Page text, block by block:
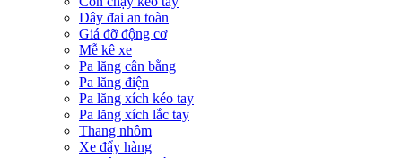
Dây đai an toàn
Giá đỡ động cơ
Mễ kê xe
Pa lăng cân bằng
Pa lăng điện
Pa lăng xích kéo tay
Pa lăng xích lắc tay
Thang nhôm
Xe đẩy hàng